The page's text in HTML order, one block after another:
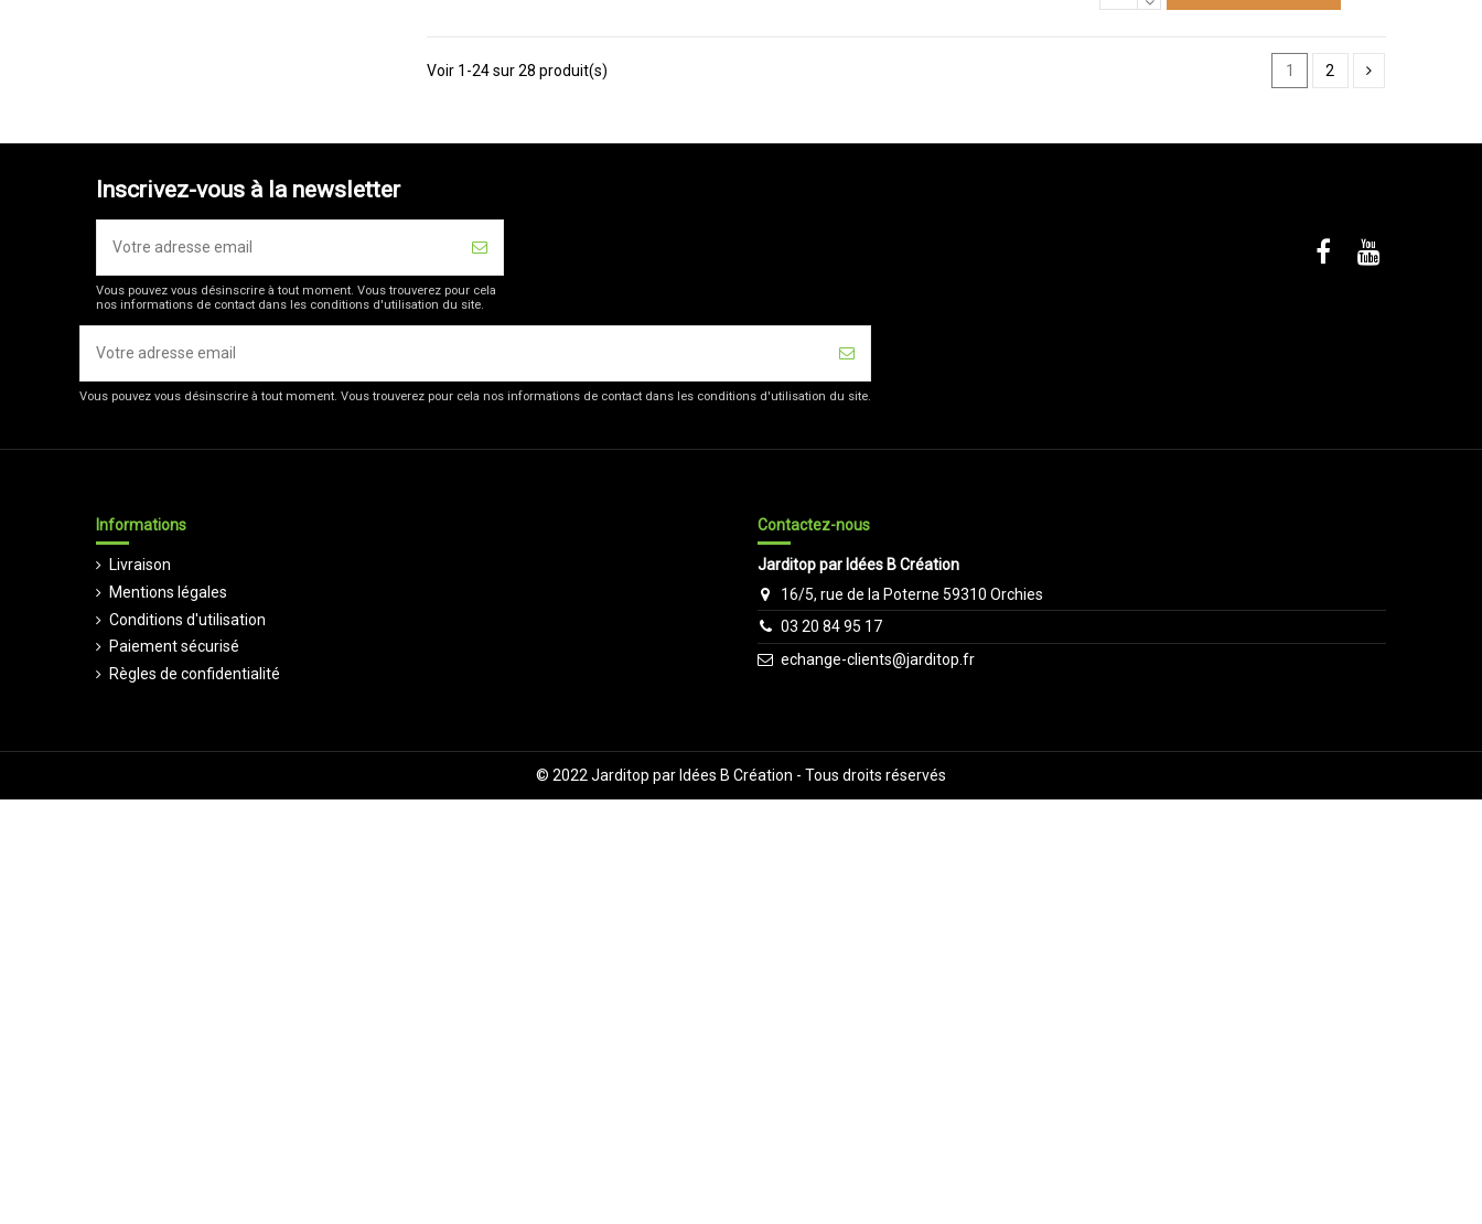
Voir 1-24 sur 28 produit(s) 1 2
Inscrivez-vous à la newsletter
Vous pouvez vous désinscrire à tout moment. Vous trouverez pour cela
nos informations de contact dans les conditions d'utilisation du site.
Vous pouvez vous désinscrire à tout moment. Vous trouverez pour cela nos informations de contact dans les conditions d'utilisation du site.
Informations
Livraison
Mentions légales
Conditions d'utilisation
Paiement sécurisé
Règles de confidentialité
Contactez-nous
Jarditop par Idées B Création
16/5, rue de la Poterne 59310 Orchies
03 20 84 95 17
echange-clients@jarditop.fr
© 2022 Jarditop par Idées B Création - Tous droits réservés